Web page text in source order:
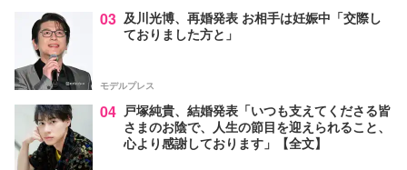
03 及川光博、再婚発表 お相手は妊娠中「交際し
ておりました方と」
モデルプレス
04 戸塚純貴、結婚発表「いつも支えてくださる皆
さまのお陰で、人生の節目を迎えられること、
心より感謝しております」【全文】